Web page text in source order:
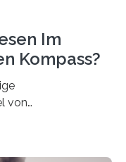
Im
Kompass?
von
einem